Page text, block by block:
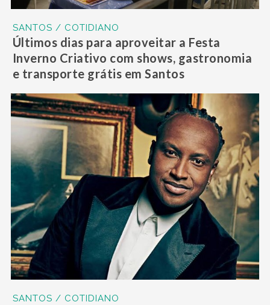
SANTOS / COTIDIANO
Últimos dias para aproveitar a Festa
Inverno Criativo com shows, gastronomia
e transporte grátis em Santos
SANTOS / COTIDIANO